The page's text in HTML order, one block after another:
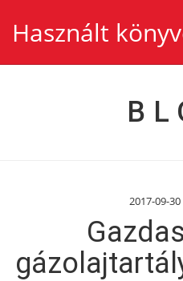
Használt
2017-09-30